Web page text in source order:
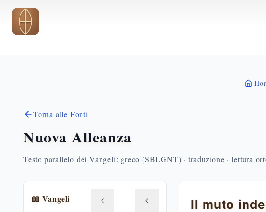
Vai al contenuto principale
Torna alle Fonti
Nuova Alleanza
Testo parallelo dei Vangeli: greco (SBLGNT) · traduzione · lettura
📖 Vangeli Il muto